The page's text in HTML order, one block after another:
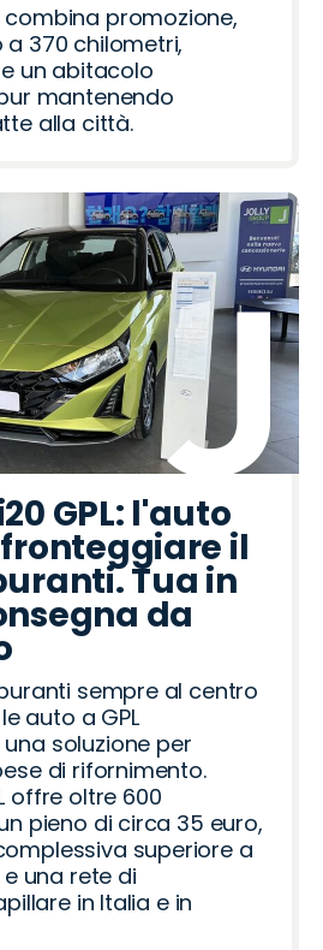
combina promozione,
370 chilometri,
un abitacolo
mantenendo
alla città.
GPL: l'auto
il
Tua in
da
sempre al centro
auto a GPL
soluzione per
di rifornimento.
offre oltre 600
pieno di circa 35 euro,
superiore a
e una rete di
in Italia e in